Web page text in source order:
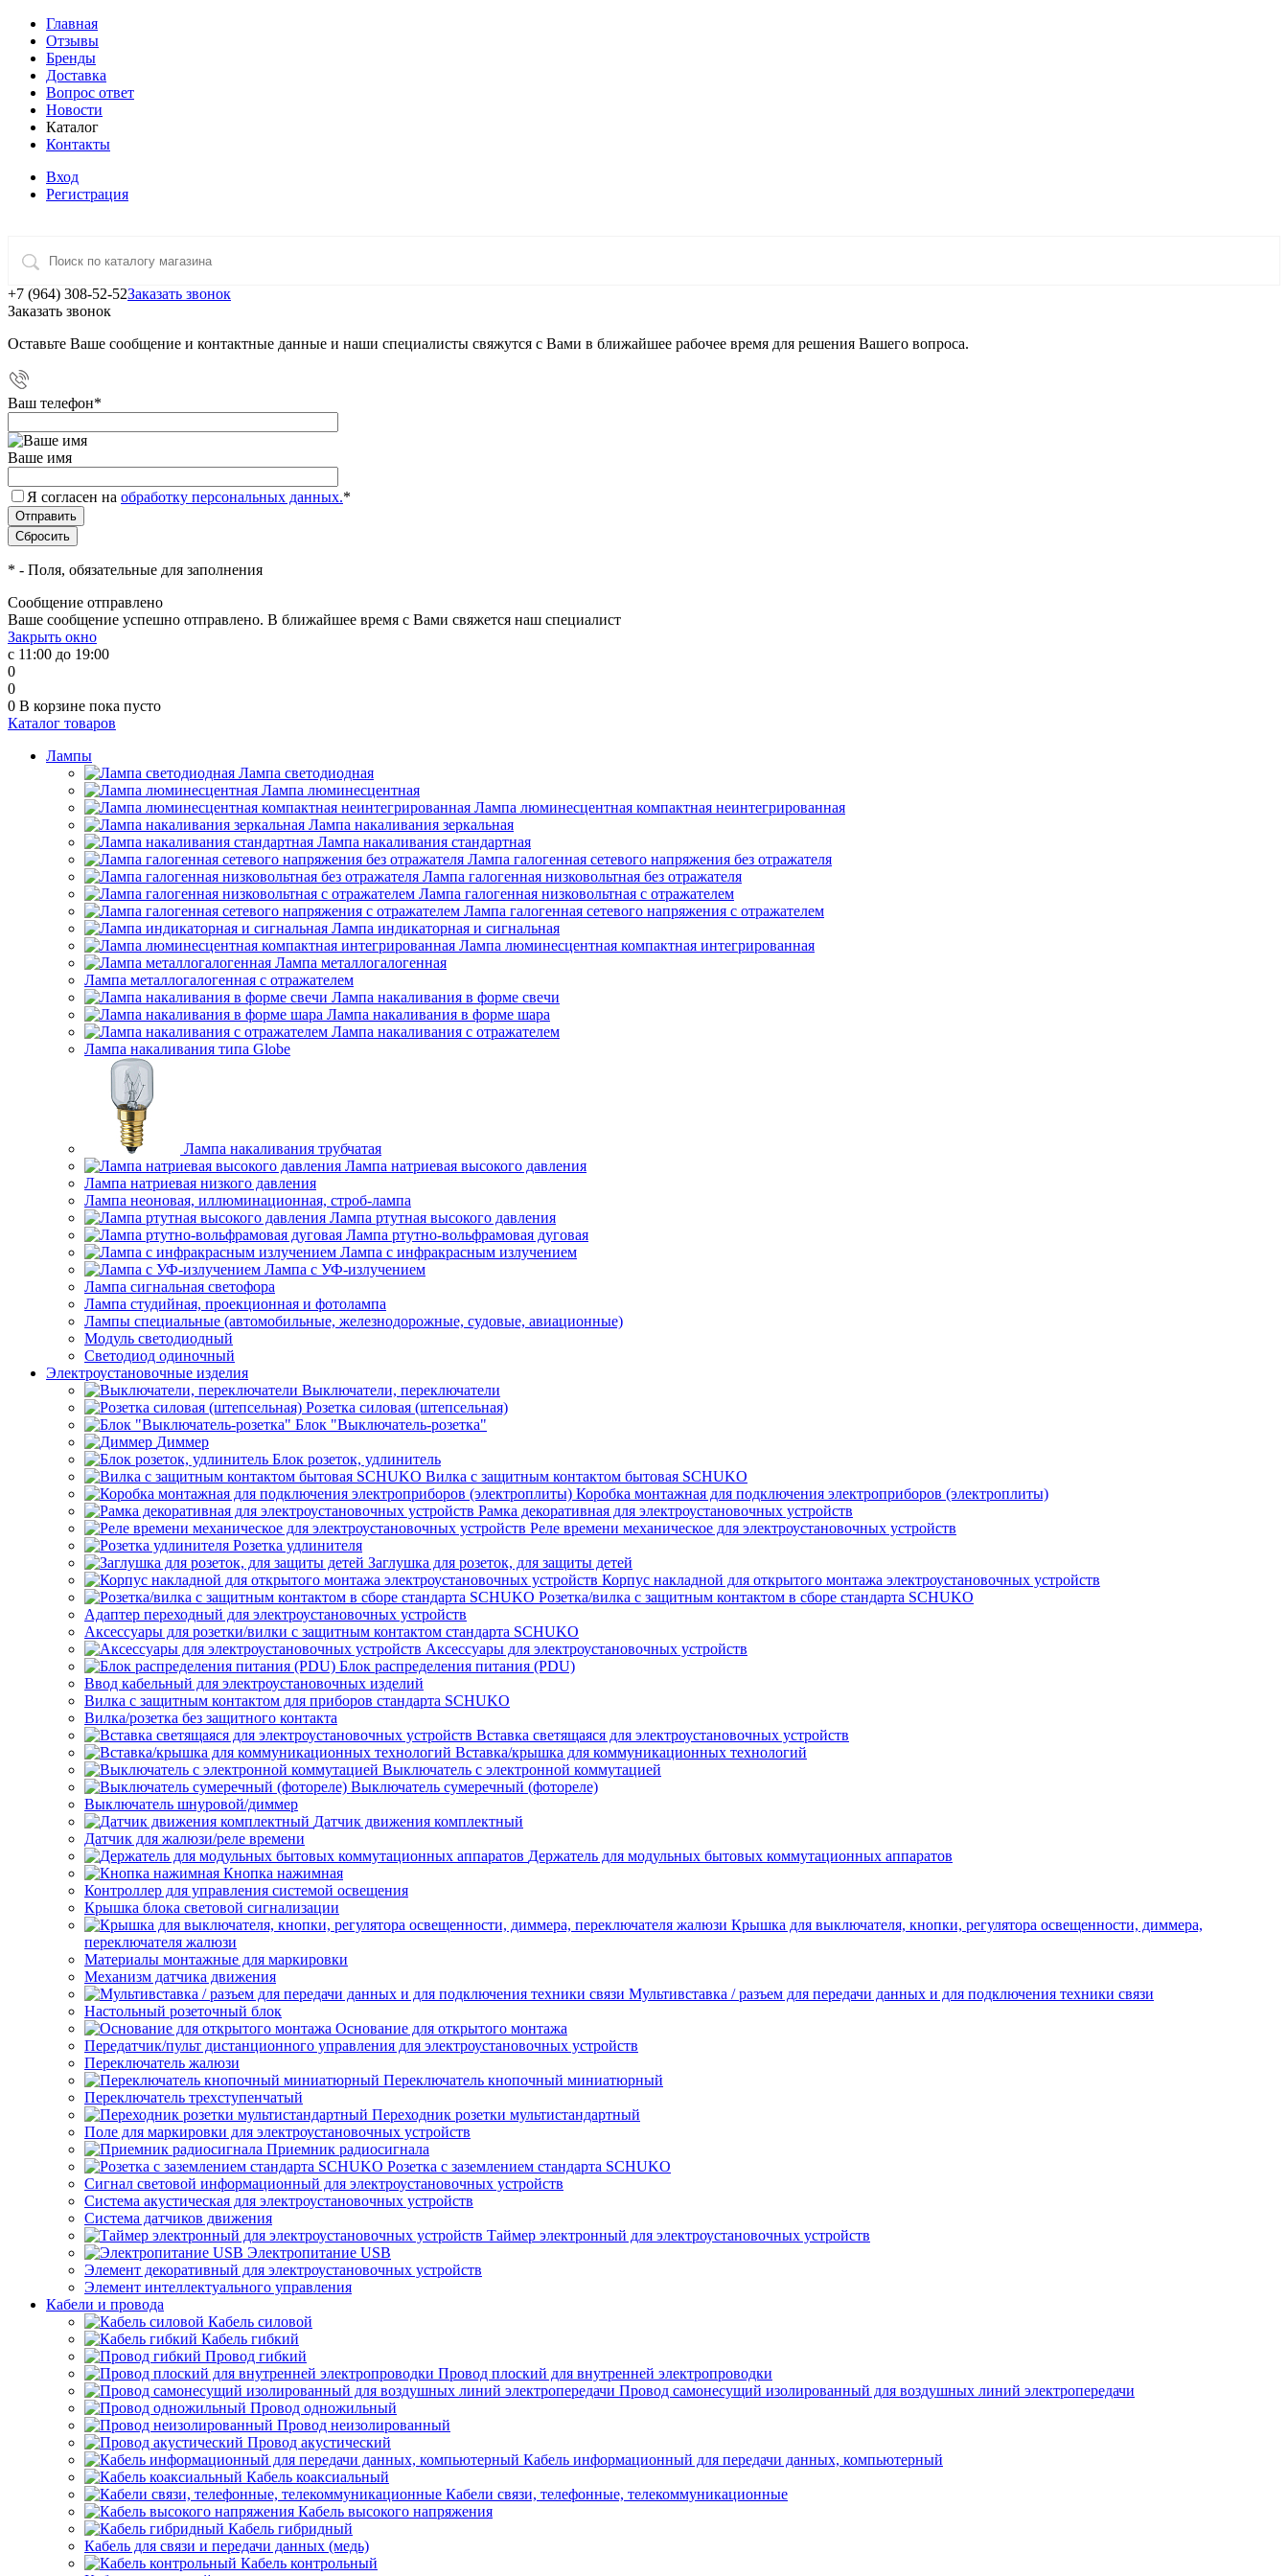
Главная
Отзывы
Бренды
Доставка
Вопрос ответ
Новости
Каталог
Контакты
Вход
Регистрация
+7 (964) 308-52-52Заказать звонок
Заказать звонок
Оставьте Ваше сообщение и контактные данные и наши специалисты свяжутся с Вами в ближайшее рабочее время для решения Вашего вопроса.
Ваш телефон*
Ваше имя
Я согласен на обработку персональных данных.*
* - Поля, обязательные для заполнения
Сообщение отправлено
Ваше сообщение успешно отправлено. В ближайшее время с Вами свяжется наш специалист
Закрыть окно
с 11:00 до 19:00
0
0
0 В корзине пока пусто
Каталог товаров
Лампы
Лампа светодиодная
Лампа люминесцентная
Лампа люминесцентная компактная неинтегрированная
Лампа накаливания зеркальная
Лампа накаливания стандартная
Лампа галогенная сетевого напряжения без отражателя
Лампа галогенная низковольтная без отражателя
Лампа галогенная низковольтная с отражателем
Лампа галогенная сетевого напряжения с отражателем
Лампа индикаторная и сигнальная
Лампа люминесцентная компактная интегрированная
Лампа металлогалогенная
Лампа металлогалогенная с отражателем
Лампа накаливания в форме свечи
Лампа накаливания в форме шара
Лампа накаливания с отражателем
Лампа накаливания типа Globe
Лампа накаливания трубчатая
Лампа натриевая высокого давления
Лампа натриевая низкого давления
Лампа неоновая, иллюминационная, строб-лампа
Лампа ртутная высокого давления
Лампа ртутно-вольфрамовая дуговая
Лампа с инфракрасным излучением
Лампа с УФ-излучением
Лампа сигнальная светофора
Лампа студийная, проекционная и фотолампа
Лампы специальные (автомобильные, железнодорожные, судовые, авиационные)
Модуль светодиодный
Светодиод одиночный
Электроустановочные изделия
Выключатели, переключатели
Розетка силовая (штепсельная)
Блок "Выключатель-розетка"
Диммер
Блок розеток, удлинитель
Вилка с защитным контактом бытовая SCHUKO
Коробка монтажная для подключения электроприборов (электроплиты)
Рамка декоративная для электроустановочных устройств
Реле времени механическое для электроустановочных устройств
Розетка удлинителя
Заглушка для розеток, для защиты детей
Корпус накладной для открытого монтажа электроустановочных устройств
Розетка/вилка с защитным контактом в сборе стандарта SCHUKO
Адаптер переходный для электроустановочных устройств
Аксессуары для розетки/вилки с защитным контактом стандарта SCHUKO
Аксессуары для электроустановочных устройств
Блок распределения питания (PDU)
Ввод кабельный для электроустановочных изделий
Вилка с защитным контактом для приборов стандарта SCHUKO
Вилка/розетка без защитного контакта
Вставка светящаяся для электроустановочных устройств
Вставка/крышка для коммуникационных технологий
Выключатель с электронной коммутацией
Выключатель сумеречный (фотореле)
Выключатель шнуровой/диммер
Датчик движения комплектный
Датчик для жалюзи/реле времени
Держатель для модульных бытовых коммутационных аппаратов
Кнопка нажимная
Контроллер для управления системой освещения
Крышка блока световой сигнализации
Крышка для выключателя, кнопки, регулятора освещенности, диммера,
переключателя жалюзи
Материалы монтажные для маркировки
Механизм датчика движения
Мультивставка / разъем для передачи данных и для подключения техники связи
Настольный розеточный блок
Основание для открытого монтажа
Передатчик/пульт дистанционного управления для электроустановочных устройств
Переключатель жалюзи
Переключатель кнопочный миниатюрный
Переключатель трехступенчатый
Переходник розетки мультистандартный
Поле для маркировки для электроустановочных устройств
Приемник радиосигнала
Розетка с заземлением стандарта SCHUKO
Сигнал световой информационный для электроустановочных устройств
Система акустическая для электроустановочных устройств
Система датчиков движения
Таймер электронный для электроустановочных устройств
Электропитание USB
Элемент декоративный для электроустановочных устройств
Элемент интеллектуального управления
Кабели и провода
Кабель силовой
Кабель гибкий
Провод гибкий
Провод плоский для внутренней электропроводки
Провод самонесущий изолированный для воздушных линий электропередачи
Провод одножильный
Провод неизолированный
Провод акустический
Кабель информационный для передачи данных, компьютерный
Кабель коаксиальный
Кабели связи, телефонные, телекоммуникационные
Кабель высокого напряжения
Кабель гибридный
Кабель для связи и передачи данных (медь)
Кабель контрольный